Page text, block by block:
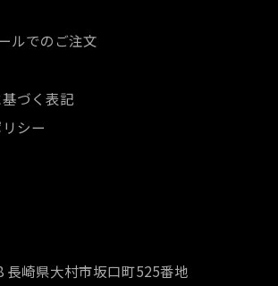
ルでのご注文
づく表記
シー
長崎県大村市坂口町525番地